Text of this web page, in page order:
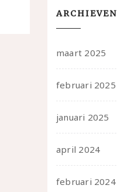
ARCHIEVEN
maart 2025
februari 2025
januari 2025
april 2024
februari 2024